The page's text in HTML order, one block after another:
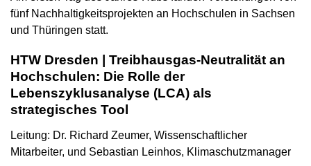
fünf Nachhaltigkeitsprojekten an Hochschulen in Sachsen
und Thüringen statt.
HTW Dresden | Treibhausgas-Neutralität an
Hochschulen: Die Rolle der
Lebenszyklusanalyse (LCA) als
strategisches Tool
Leitung: Dr. Richard Zeumer, Wissenschaftlicher
Mitarbeiter, und Sebastian Leinhos, Klimaschutzmanager